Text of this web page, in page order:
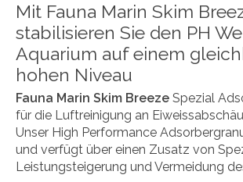
Mit Fauna Marin Skim
stabilisieren Sie den PH
Aquarium auf einem
hohen Niveau
Fauna Marin Skim Breeze Spezial
für die Luftreinigung an
Unser High Performance
und verfügt über einen Zusatz von
Leistungsteigerung und Vermeidung